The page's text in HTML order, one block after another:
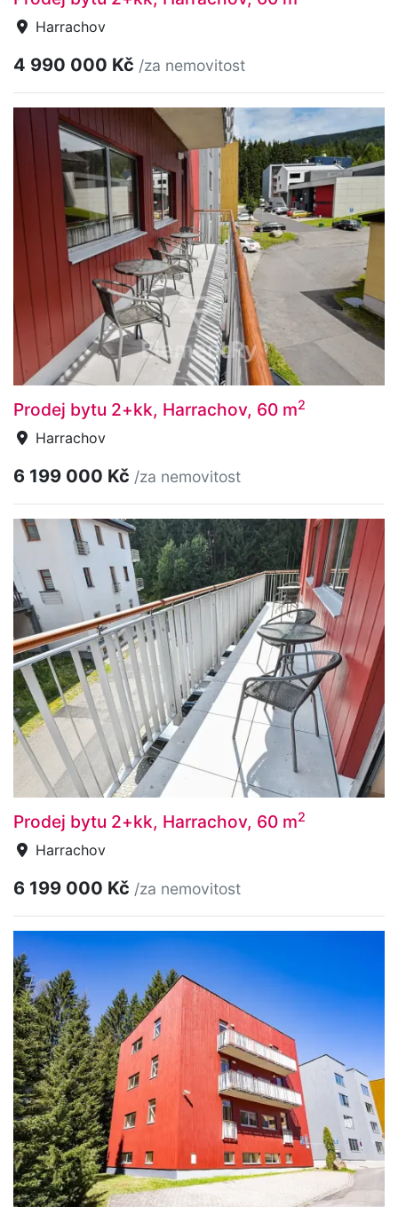
Harrachov
4 990 000 Kč /za nemovitost
Prodej bytu 2+kk, Harrachov, 60 m2
Harrachov
6 199 000 Kč /za nemovitost
Prodej bytu 2+kk, Harrachov, 60 m2
Harrachov
6 199 000 Kč /za nemovitost